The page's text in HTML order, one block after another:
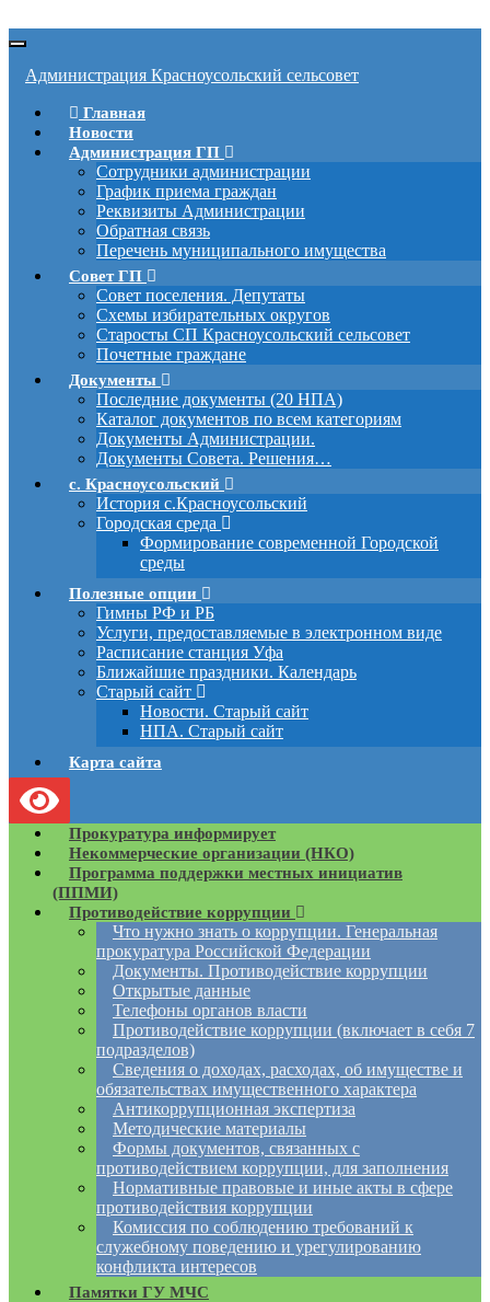
Вкл/
выкл
навигации
Администрация Красноусольский сельсовет
Главная
Новости
Администрация ГП
Сотрудники администрации
График приема граждан
Реквизиты Администрации
Обратная связь
Перечень муниципального имущества
Совет ГП
Совет поселения. Депутаты
Схемы избирательных округов
Старосты СП Красноусольский сельсовет
Почетные граждане
Документы
Последние документы (20 НПА)
Каталог документов по всем категориям
Документы Администрации.
Документы Совета. Решения…
с. Красноусольский
История с.Красноусольский
Городская среда
Формирование современной Городской
среды
Полезные опции
Гимны РФ и РБ
Услуги, предоставляемые в электронном виде
Расписание станция Уфа
Ближайшие праздники. Календарь
Старый сайт
Новости. Старый сайт
НПА. Старый сайт
Карта сайта
Прокуратура информирует
Некоммерческие организации (НКО)
Программа поддержки местных инициатив
(ППМИ)
Противодействие коррупции
Что нужно знать о коррупции. Генеральная
прокуратура Российской Федерации
Документы. Противодействие коррупции
Открытые данные
Телефоны органов власти
Противодействие коррупции (включает в себя 7
подразделов)
Сведения о доходах, расходах, об имуществе и
обязательствах имущественного характера
Антикоррупционная экспертиза
Методические материалы
Формы документов, связанных с
противодействием коррупции, для заполнения
Нормативные правовые и иные акты в сфере
противодействия коррупции
Комиссия по соблюдению требований к
служебному поведению и урегулированию
конфликта интересов
Памятки ГУ МЧС